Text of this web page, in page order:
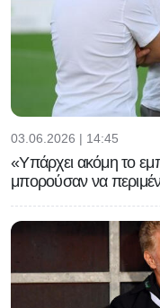
03.06.2026 | 14:45
«Υπάρχει ακόμη το
μπορούσαν να